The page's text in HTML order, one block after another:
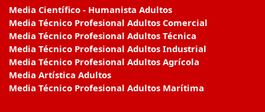
Media Científico - Humanista Adultos
Media Técnico Profesional Adultos Comercial
Media Técnico Profesional Adultos Técnica
Media Técnico Profesional Adultos Industrial
Media Técnico Profesional Adultos Agrícola
Media Artística Adultos
Media Técnico Profesional Adultos Marítima